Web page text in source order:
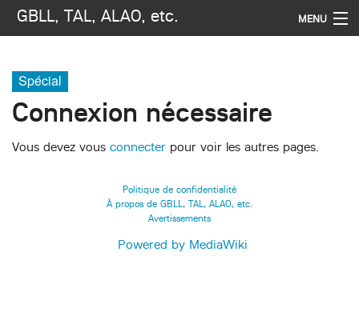
GBLL, TAL, ALAO, etc. MENU
Rechercher
Spécial
Connexion nécessaire
Vous devez vous connecter pour voir les autres pages.
Politique de confidentialité
À propos de GBLL, TAL, ALAO, etc.
Avertissements
Powered by MediaWiki